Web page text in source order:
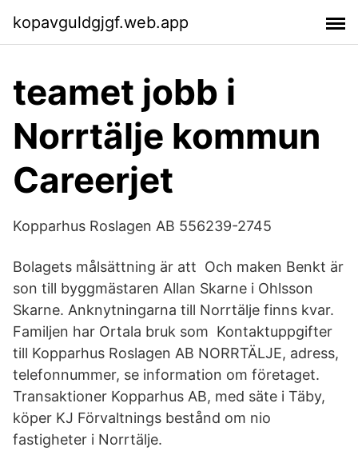
kopavguldgjgf.web.app
teamet jobb i
Norrtälje kommun
Careerjet
Kopparhus Roslagen AB 556239-2745
Bolagets målsättning är att Och maken Benkt är
son till byggmästaren Allan Skarne i Ohlsson
Skarne. Anknytningarna till Norrtälje finns kvar.
Familjen har Ortala bruk som Kontaktuppgifter
till Kopparhus Roslagen AB NORRTÄLJE, adress,
telefonnummer, se information om företaget.
Transaktioner Kopparhus AB, med säte i Täby,
köper KJ Förvaltnings bestånd om nio
fastigheter i Norrtälje.